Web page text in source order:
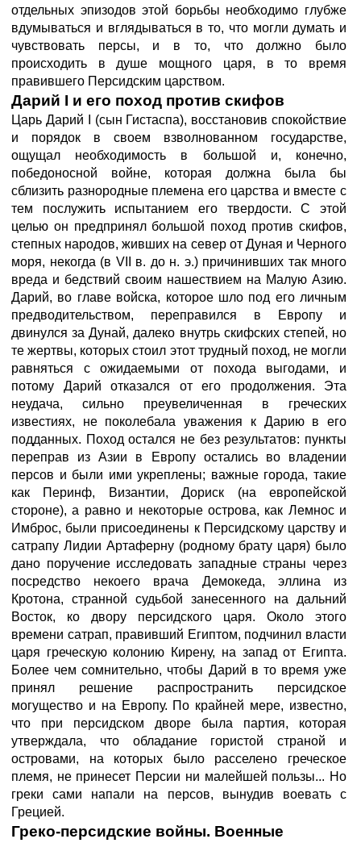
отдельных эпизодов этой борьбы необходимо глубже
вдумываться и вглядываться в то, что могли думать и
чувствовать персы, и в то, что должно было
происходить в душе мощного царя, в то время
правившего Персидским царством.
Дарий I и его поход против скифов
Царь Дарий I (сын Гистаспа), восстановив спокойствие
и порядок в своем взволнованном государстве,
ощущал необходимость в большой и, конечно,
победоносной войне, которая должна была бы
сблизить разнородные племена его царства и вместе с
тем послужить испытанием его твердости. С этой
целью он предпринял большой поход против скифов,
степных народов, живших на север от Дуная и Черного
моря, некогда (в VII в. до н. э.) причинивших так много
вреда и бедствий своим нашествием на Малую Азию.
Дарий, во главе войска, которое шло под его личным
предводительством, переправился в Европу и
двинулся за Дунай, далеко внутрь скифских степей, но
те жертвы, которых стоил этот трудный поход, не могли
равняться с ожидаемыми от похода выгодами, и
потому Дарий отказался от его продолжения. Эта
неудача, сильно преувеличенная в греческих
известиях, не поколебала уважения к Дарию в его
подданных. Поход остался не без результатов: пункты
переправ из Азии в Европу остались во владении
персов и были ими укреплены; важные города, такие
как Перинф, Византии, Дориск (на европейской
стороне), а равно и некоторые острова, как Лемнос и
Имброс, были присоединены к Персидскому царству и
сатрапу Лидии Артаферну (родному брату царя) было
дано поручение исследовать западные страны через
посредство некоего врача Демокеда, эллина из
Кротона, странной судьбой занесенного на дальний
Восток, ко двору персидского царя. Около этого
времени сатрап, правивший Египтом, подчинил власти
царя греческую колонию Кирену, на запад от Египта.
Более чем сомнительно, чтобы Дарий в то время уже
принял решение распространить персидское
могущество и на Европу. По крайней мере, известно,
что при персидском дворе была партия, которая
утверждала, что обладание гористой страной и
островами, на которых было расселено греческое
племя, не принесет Персии ни малейшей пользы... Но
греки сами напали на персов, вынудив воевать с
Грецией.
Греко-персидские войны. Военные